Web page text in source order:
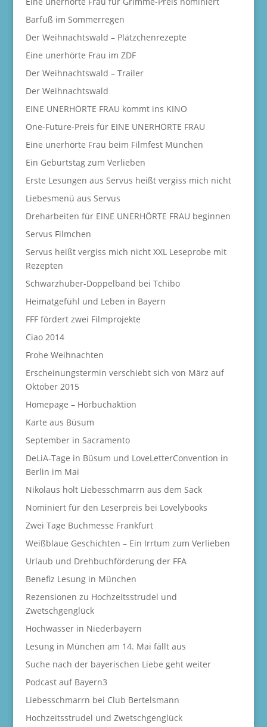
Barfuß im Sommerregen
Der Weihnachtswald – Plätzchenrezepte
Eine unerhörte Frau im ZDF
Der Weihnachtswald – Trailer
Der Weihnachtswald
EINE UNERHÖRTE FRAU kommt ins KINO
One-Future-Preis für EINE UNERHÖRTE FRAU
Eine unerhörte Frau beim Filmfest München
Ein Geburtstag zum Verlieben
Erste Lesungen aus Servus heißt vergiss mich nicht
Liebesmenü aus Servus
Dreharbeiten für EINE UNERHÖRTE FRAU beginnen
Servus Filmchen
Servus heißt vergiss mich nicht XXL Leseprobe mit
Rezepten
Schwarzhuber-Doppelband bei Tchibo
Heimatgefühl und Leben in Bayern
FFF fördert zwei Filmprojekte
Ciao 2014
Frohe Weihnachten
Erscheinungstermin verschiebt sich von März auf
Oktober 2015
Homepage – Hörbuchaktion
Karte aus Büsum
September in Sacramento
DeLiA-Tage in Büsum und LoveLetterConvention in
Berlin im Mai
Nikolaus holt Liebesschmarrn aus dem Sack
Nominiert für den Leserpreis bei Lovelybooks
Zwei Tage Buchmesse Frankfurt
Weißblaue Geschichten – Ein Irrtum zum Verlieben
Urlaub und Drehbuchförderung der FFA
Benefiz Lesung in München
Rezensionen zu Hochzeitsstrudel und
Zwetschgenglück
Hochwasser in Niederbayern
Lesung in München am 14. Mai fällt aus
Suche nach der bayerischen Liebe geht weiter
Podcast auf Bayern3
Liebesschmarrn bei Club Bertelsmann
Hochzeitsstrudel und Zwetschgenglück